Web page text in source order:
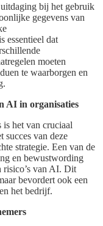
bij het gebruik
gegevens van
essentieel dat
moeten
te waarborgen en
AI in organisaties
het van cruciaal
succes van deze
strategie. Een van de
en bewustwording
risico’s van AI. Dit
bevordert ook een
het bedrijf.